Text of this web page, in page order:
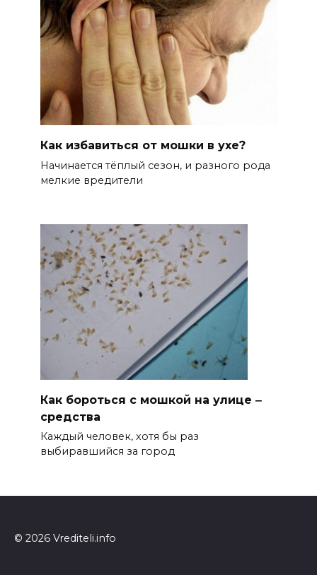
Как избавиться от мошки в ухе?
Начинается тёплый сезон, и разного рода
мелкие вредители
Как бороться с мошкой на улице ‒
средства
Каждый человек, хотя бы раз
выбиравшийся за город
© 2026 Vrediteli.info